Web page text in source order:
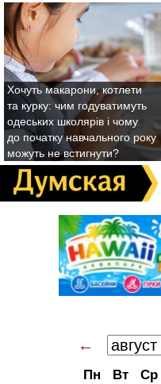
Хочуть макарони, котлети
та курку: чим годуватимуть
одеських школярів і чому
до початку навчального року
можуть не встигнути?
←
Пн Вт Ср